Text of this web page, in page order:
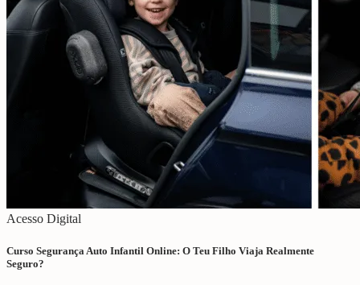
Acesso Digital
Curso Segurança Auto Infantil Online: O Teu Filho Viaja Realmente
Seguro?